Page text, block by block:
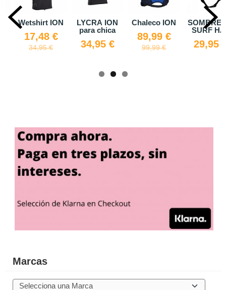
Marcas
Wetshirt ION
17,48 €
34,95 €
LYCRA ION
para chica
34,95 €
Chaleco ION
89,99 €
99,99 €
SURF
29,95